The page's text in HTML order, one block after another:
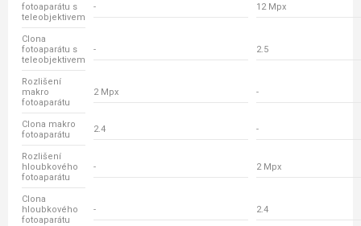
fotoaparátu s
teleobjektivem
- 12 Mpx
Clona
fotoaparátu s
teleobjektivem
- 2.5
Rozlišení
makro
fotoaparátu
2 Mpx -
Clona makro
fotoaparátu
2.4 -
Rozlišení
hloubkového
fotoaparátu
- 2 Mpx
Clona
hloubkového
fotoaparátu
- 2.4